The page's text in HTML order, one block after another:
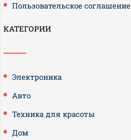
Пользовательское соглашение
КАТЕГОРИИ
Электроника
Авто
Техника для красоты
Дом